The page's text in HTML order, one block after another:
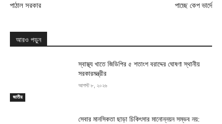
পাঠাল সরকার
পাচ্ছে কেপ ভার্দে
আরও পড়ুন
জাতীয়
স্বাস্থ্য খাতে জিডিপির ৫ শতাংশ বরাদ্দের ঘোষণা স্থানীয়
সরকারমন্ত্রীর
আগস্ট ৮, ২০২৬
সেবার মানসিকতা ছাড়া চিকিৎসার মানোন্নয়ন সম্ভব নয়: